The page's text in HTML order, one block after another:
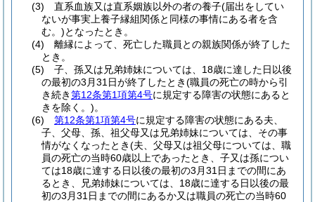
(3)
直系血族又は直系姻族以外の者の養子(届出をしてい
ないが事実上養子縁組関係と同様の事情にある者を含
む。)となったとき。
(4)
離縁によって、死亡した職員との親族関係が終了した
とき。
(5)
子、孫又は兄弟姉妹については、18歳に達した日以後
の最初の3月31日が終了したとき(職員の死亡の時から引
き続き第12条第1項第4号に規定する障害の状態にあると
きを除く。)。
(6)
第12条第1項第4号に規定する障害の状態にある夫、
子、父母、孫、祖父母又は兄弟姉妹については、その事
情がなくなったとき(夫、父母又は祖父母については、職
員の死亡の当時60歳以上であったとき、子又は孫につい
ては18歳に達する日以後の最初の3月31日までの間にあ
るとき、兄弟姉妹については、18歳に達する日以後の最
初の3月31日までの間にあるか又は職員の死亡の当時60